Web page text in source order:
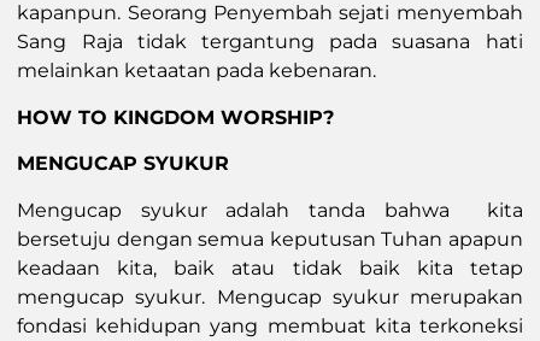
kapanpun. Seorang Penyembah sejati menyembah
Sang Raja tidak tergantung pada suasana hati
melainkan ketaatan pada kebenaran.
HOW TO KINGDOM WORSHIP?
MENGUCAP SYUKUR
Mengucap syukur adalah tanda bahwa kita
bersetuju dengan semua keputusan Tuhan apapun
keadaan kita, baik atau tidak baik kita tetap
mengucap syukur. Mengucap syukur merupakan
fondasi kehidupan yang membuat kita terkoneksi